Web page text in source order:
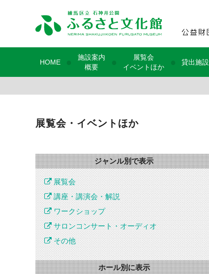
HOME
施設案内
概要
展覧会
イベントほか
貸出施設
展覧会・イベントほか
ジャンル別で表示
展覧会
講座・講演会・解説
ワークショップ
サロンコンサート・オーディオ
その他
ホール別に表示